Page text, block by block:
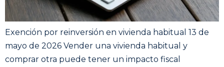
Exención por reinversión en vivienda habitual 13 de
mayo de 2026 Vender una vivienda habitual y
comprar otra puede tener un impacto fiscal